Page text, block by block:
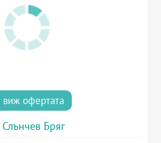
виж офертата
Слънчев Бряг